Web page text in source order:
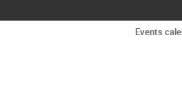
Events